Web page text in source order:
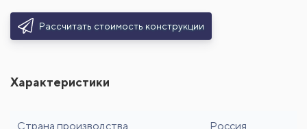
Рассчитать стоимость конструкции
Характеристики
Страна производства Россия